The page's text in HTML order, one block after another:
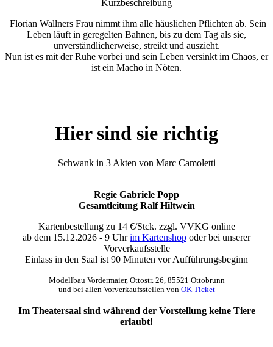
Kurzbeschreibung
Florian Wallners Frau nimmt ihm alle häuslichen Pflichten ab. Sein
Leben läuft in geregelten Bahnen, bis zu dem Tag als sie,
unverständlicherweise, streikt und auszieht.
Nun ist es mit der Ruhe vorbei und sein Leben versinkt im Chaos, er
ist ein Macho in Nöten.
Hier sind sie richtig
Schwank in 3 Akten von Marc Camoletti
Regie Gabriele Popp
Gesamtleitung Ralf Hiltwein
Kartenbestellung zu 14 €/Stck. zzgl. VVKG online
ab dem 15.12.2026 - 9 Uhrim Kartenshop oder bei unserer
Vorverkaufsstelle
Einlass in den Saal ist 90 Minuten vor Aufführungsbeginn
Modellbau Vordermaier, Ottostr. 26, 85521 Ottobrunn
und bei allen Vorverkaufsstellen von OK Ticket
Im Theatersaal sind während der Vorstellung keine Tiere
erlaubt!